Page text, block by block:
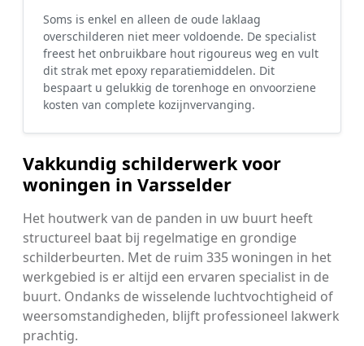
Soms is enkel en alleen de oude laklaag
overschilderen niet meer voldoende. De specialist
freest het onbruikbare hout rigoureus weg en vult
dit strak met epoxy reparatiemiddelen. Dit
bespaart u gelukkig de torenhoge en onvoorziene
kosten van complete kozijnvervanging.
Vakkundig schilderwerk voor
woningen in Varsselder
Het houtwerk van de panden in uw buurt heeft
structureel baat bij regelmatige en grondige
schilderbeurten. Met de ruim 335 woningen in het
werkgebied is er altijd een ervaren specialist in de
buurt. Ondanks de wisselende luchtvochtigheid of
weersomstandigheden, blijft professioneel lakwerk
prachtig.